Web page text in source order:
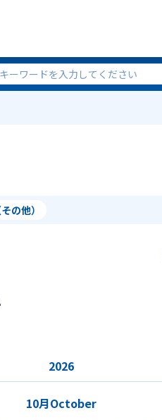
の他）
2026
10月October